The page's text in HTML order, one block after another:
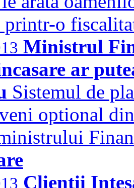
o
Ministrul
ar
Sistemul de
optional
Clientii